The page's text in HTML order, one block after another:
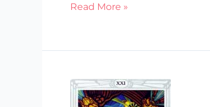
Read More »
Hogyan
működnek